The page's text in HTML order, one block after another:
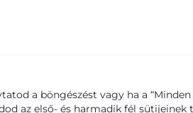
a böngészést vagy ha a
az első- és harmadik fél sütijeinek